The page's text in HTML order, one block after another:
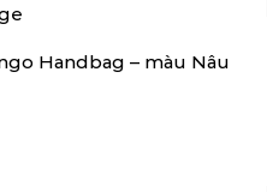
Handbag – màu Nâu